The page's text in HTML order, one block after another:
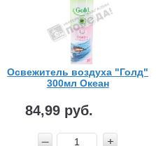
Освежитель воздуха "Голд"
300мл Океан
84,99 руб.